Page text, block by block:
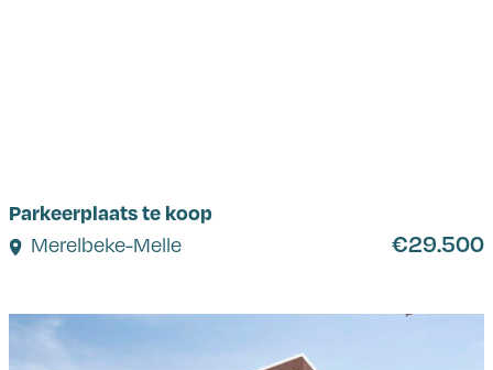
Parkeerplaats te koop
Merelbeke-Melle €29.500